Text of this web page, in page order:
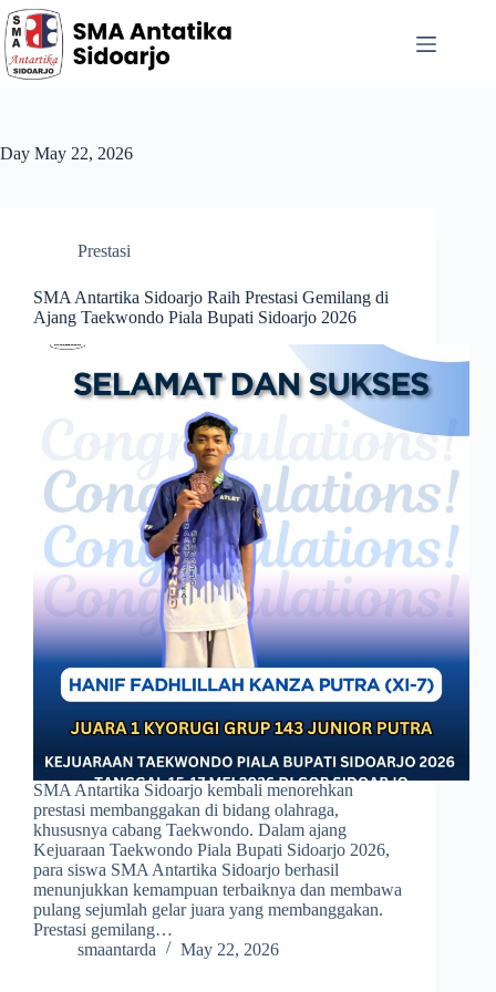
Day May 22, 2026
Prestasi
SMA Antartika Sidoarjo Raih Prestasi Gemilang di
Ajang Taekwondo Piala Bupati Sidoarjo 2026
SMA Antartika Sidoarjo kembali menorehkan
prestasi membanggakan di bidang olahraga,
khususnya cabang Taekwondo. Dalam ajang
Kejuaraan Taekwondo Piala Bupati Sidoarjo 2026,
para siswa SMA Antartika Sidoarjo berhasil
menunjukkan kemampuan terbaiknya dan membawa
pulang sejumlah gelar juara yang membanggakan.
Prestasi gemilang…
smaantarda
May 22, 2026